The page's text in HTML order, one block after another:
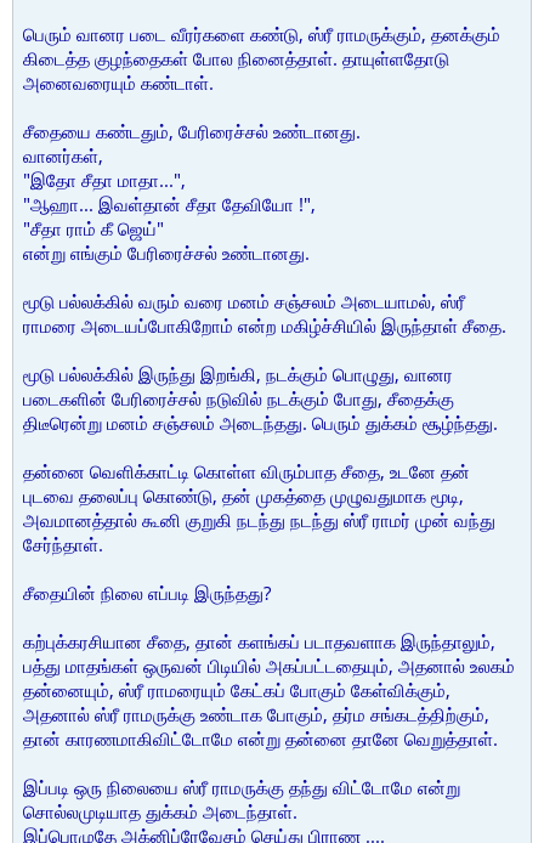
பெரும் வானர படை வீரர்களை கண்டு, ஸ்ரீ ராமருக்கும், தனக்கும்
கிடைத்த குழந்தைகள் போல நினைத்தாள். தாயுள்ளதோடு
அனைவரையும் கண்டாள்.
சீதையை கண்டதும், பேரிரைச்சல் உண்டானது.
வானர்கள்,
"இதோ சீதா மாதா...",
"ஆஹா... இவள்தான் சீதா தேவியோ !",
"சீதா ராம் கீ ஜெய்"
என்று எங்கும் பேரிரைச்சல் உண்டானது.
மூடு பல்லக்கில் வரும் வரை மனம் சஞ்சலம் அடையாமல், ஸ்ரீ
ராமரை அடையப்போகிறோம் என்ற மகிழ்ச்சியில் இருந்தாள் சீதை.
மூடு பல்லக்கில் இருந்து இறங்கி, நடக்கும் பொழுது, வானர
படைகளின் பேரிரைச்சல் நடுவில் நடக்கும் போது, சீதைக்கு
திடீரென்று மனம் சஞ்சலம் அடைந்தது. பெரும் துக்கம் சூழ்ந்தது.
தன்னை வெளிக்காட்டி கொள்ள விரும்பாத சீதை, உடனே தன்
புடவை தலைப்பு கொண்டு, தன் முகத்தை முழுவதுமாக மூடி,
அவமானத்தால் கூனி குறுகி நடந்து நடந்து ஸ்ரீ ராமர் முன் வந்து
சேர்ந்தாள்.
சீதையின் நிலை எப்படி இருந்தது?
கற்புக்கரசியான சீதை, தான் களங்கப் படாதவளாக இருந்தாலும்,
பத்து மாதங்கள் ஒருவன் பிடியில் அகப்பட்டதையும், அதனால் உலகம்
தன்னையும், ஸ்ரீ ராமரையும் கேட்கப் போகும் கேள்விக்கும்,
அதனால் ஸ்ரீ ராமருக்கு உண்டாக போகும், தர்ம சங்கடத்திற்கும்,
தான் காரணமாகிவிட்டோமே என்று தன்னை தானே வெறுத்தாள்.
இப்படி ஒரு நிலையை ஸ்ரீ ராமருக்கு தந்து விட்டோமே என்று
சொல்லமுடியாத துக்கம் அடைந்தாள்.
இப்பொழுதே அக்னிப்ரேவேசம் செய்து பிராண ....